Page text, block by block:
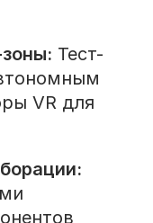
Тест-
VR для